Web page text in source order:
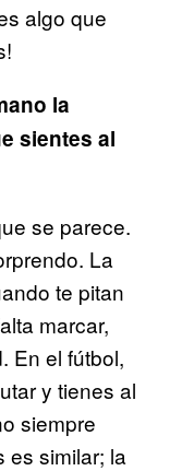
algo que
la
sientes al
se parece.
La
te pitan
marcar,
En el fútbol,
y tienes al
siempre
es similar; la